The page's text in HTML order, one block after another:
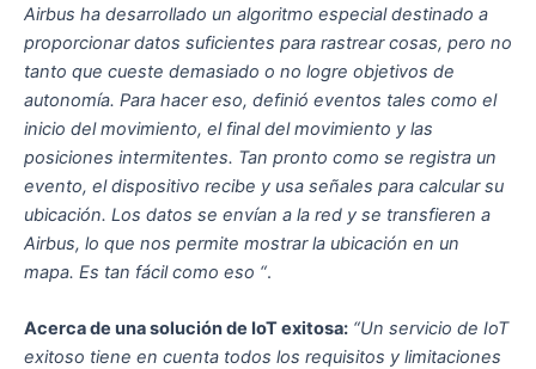
Airbus ha desarrollado un algoritmo especial destinado a
proporcionar datos suficientes para rastrear cosas, pero no
tanto que cueste demasiado o no logre objetivos de
autonomía. Para hacer eso, definió eventos tales como el
inicio del movimiento, el final del movimiento y las
posiciones intermitentes. Tan pronto como se registra un
evento, el dispositivo recibe y usa señales para calcular su
ubicación. Los datos se envían a la red y se transfieren a
Airbus, lo que nos permite mostrar la ubicación en un
mapa. Es tan fácil como eso “.
Acerca de una solución de IoT exitosa: “Un servicio de IoT
exitoso tiene en cuenta todos los requisitos y limitaciones